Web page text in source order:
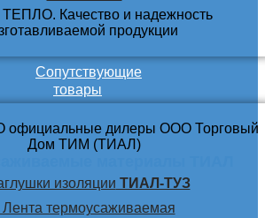
Сопутствующие
товары
изоляции ТИАЛ-ТУЗ
Лента термоусаживаемая